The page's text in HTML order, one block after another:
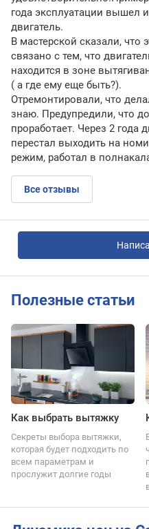
года эксплуатации вышел
двигатель.
В мастерской сказали, что
связано с тем, что
находится в зоне
( а где ему еще быть?).
Отремонтировали, что
знаю. Предупредили, что
проработает. Через 2 года
перестал выходить на
режим, работал в
Все отзывы
Полезные статьи
Как выбрать вытяжку
Секреты выбора вытяжки,
которая будет подходить по
всем параметрам и
прослужит долгие годы